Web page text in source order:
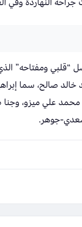
“قلبي ومفتاحه”
صالح، سما
علي ميزو،